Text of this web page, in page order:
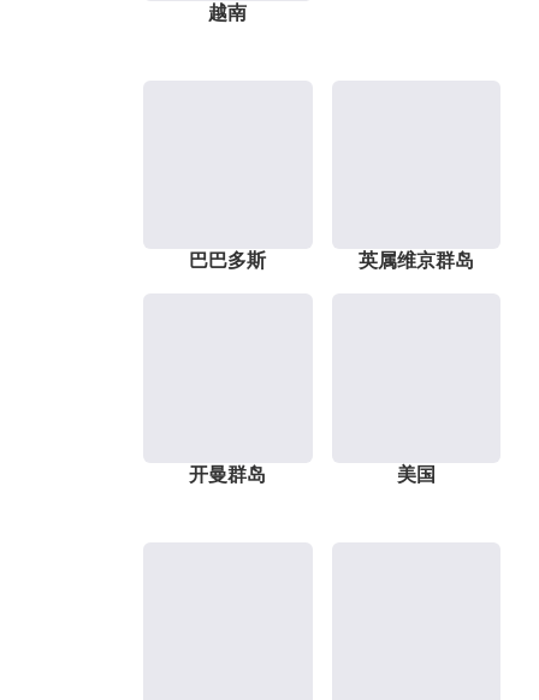
越南
巴巴多斯 英属维京群岛
开曼群岛 美国